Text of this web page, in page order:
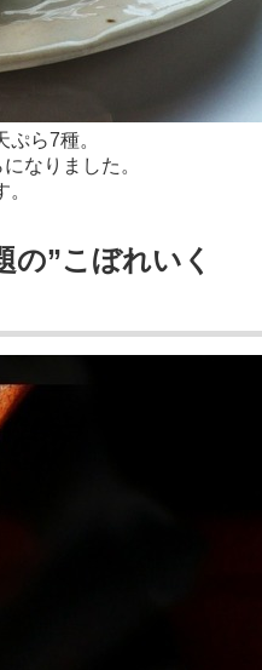
ら7種。
なりました。
の”こぼれいく